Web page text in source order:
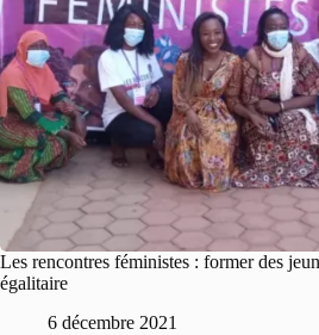
Les rencontres féministes : former des
égalitaire
6 décembre 2021